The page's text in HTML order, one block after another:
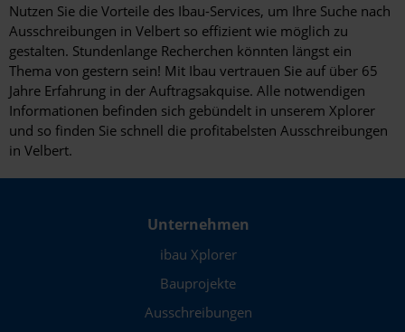
Nutzen Sie die Vorteile des Ibau-Services, um Ihre Suche nach
Ausschreibungen in Velbert so effizient wie möglich zu
gestalten. Stundenlange Recherchen könnten längst ein
Thema von gestern sein! Mit Ibau vertrauen Sie auf über 65
Jahre Erfahrung in der Auftragsakquise. Alle notwendigen
Informationen befinden sich gebündelt in unserem Xplorer
und so finden Sie schnell die profitabelsten Ausschreibungen
in Velbert.
Unternehmen
ibau Xplorer
Bauprojekte
Ausschreibungen